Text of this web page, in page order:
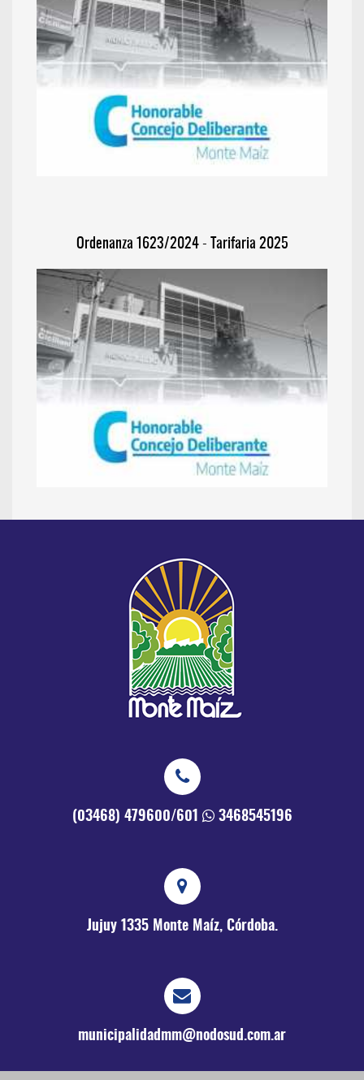
Ordenanza 1623/2024 - Tarifaria 2025
(03468) 479600/601 3468545196
Jujuy 1335 Monte Maíz, Córdoba.
municipalidadmm@nodosud.com.ar